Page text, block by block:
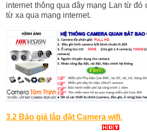
internet thông qua dây mạng Lan từ đó
từ xa qua mạng internet.
3.2 Báo giá lắp đặt Camera wifi.